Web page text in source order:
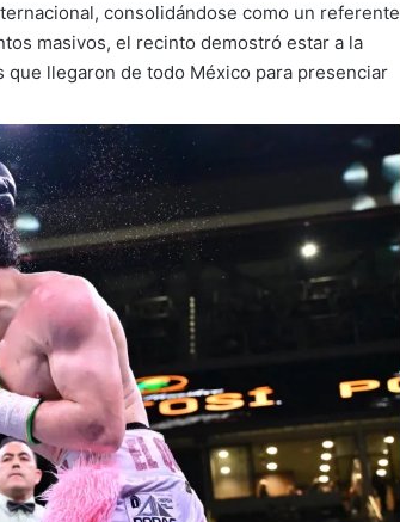
consolidándose como un referente
masivos, el recinto demostró estar a la
llegaron de todo México para presenciar